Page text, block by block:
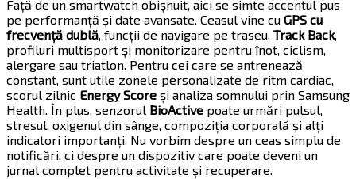
Față de un smartwatch obișnuit, aici se simte accentul pus
pe performanță și date avansate. Ceasul vine cu GPS cu
frecvență dublă, funcții de navigare pe traseu, Track Back,
profiluri multisport și monitorizare pentru înot, ciclism,
alergare sau triatlon. Pentru cei care se antrenează
constant, sunt utile zonele personalizate de ritm cardiac,
scorul zilnic Energy Score și analiza somnului prin Samsung
Health. În plus, senzorul BioActive poate urmări pulsul,
stresul, oxigenul din sânge, compoziția corporală și alți
indicatori importanți. Nu vorbim despre un ceas simplu de
notificări, ci despre un dispozitiv care poate deveni un
jurnal complet pentru activitate și recuperare.